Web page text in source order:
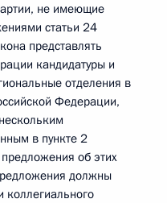
не имеющие
статьи 24
представлять
кандидатуры и
отделения в
Федерации,
в пункте 2
об этих
должны
коллегиального